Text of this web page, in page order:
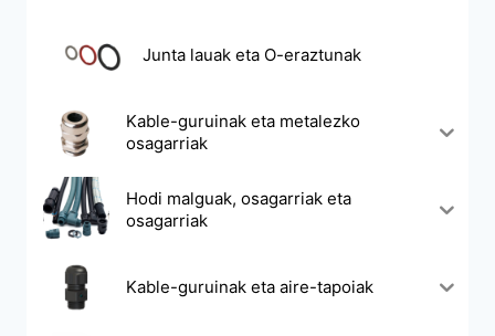
Junta lauak eta O-eraztunak
Kable-guruinak eta metalezko
osagarriak
Hodi malguak, osagarriak eta
osagarriak
Kable-guruinak eta aire-tapoiak